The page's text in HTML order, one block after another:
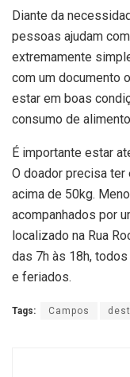
Diante da
pessoas ajudam
extremamente
com um documento
estar em boas
consumo de
É importante estar
O doador precisa ter
acima de 50kg.
acompanhados por
localizado na Rua
das 7h às 18h,
e feriados.
Tags: Campos